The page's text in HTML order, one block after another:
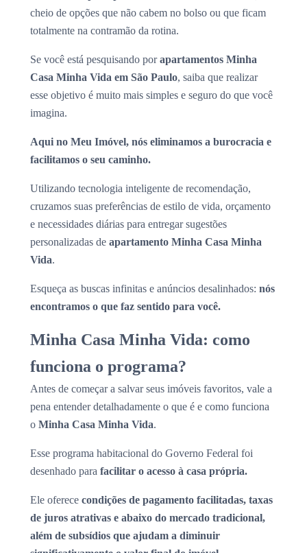
cheio de opções que não cabem no bolso ou que ficam
totalmente na contramão da rotina.
Se você está pesquisando porapartamentos Minha
Casa Minha Vida em São Paulo, saiba que realizar
esse objetivo é muito mais simples e seguro do que você
imagina.
Aqui no Meu Imóvel, nós eliminamos a burocracia e
facilitamos o seu caminho.
Utilizando tecnologia inteligente de recomendação,
cruzamos suas preferências de estilo de vida, orçamento
e necessidades diárias para entregar sugestões
personalizadas de apartamento Minha Casa Minha
Vida.
Esqueça as buscas infinitas e anúncios desalinhados: nós
encontramos o que faz sentido para você.
Minha Casa Minha Vida: como
funciona o programa?
Antes de começar a salvar seus imóveis favoritos, vale a
pena entender detalhadamente o que é e como funciona
o Minha Casa Minha Vida.
Esse programa habitacional do Governo Federal foi
desenhado para facilitar o acesso à casa própria.
Ele oferece condições de pagamento facilitadas, taxas
de juros atrativas e abaixo do mercado tradicional,
além de subsídios que ajudam a diminuir